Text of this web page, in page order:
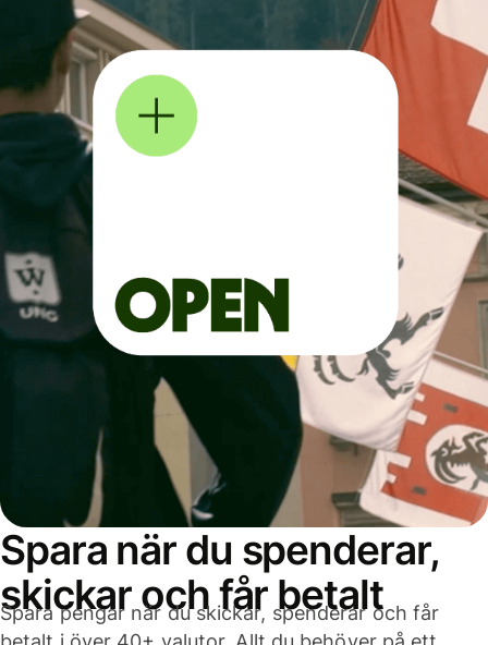
Spara när du spenderar,
skickar och får betalt
Spara pengar när du skickar, spenderar och får